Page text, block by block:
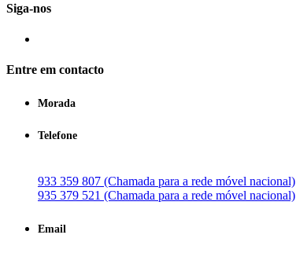
Siga-nos
Entre em contacto
Morada
Telefone
933 359 807 (Chamada para a rede móvel nacional)
935 379 521 (Chamada para a rede móvel nacional)
Email